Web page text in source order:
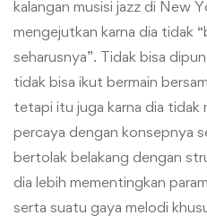
kalangan musisi jazz di New
mengejutkan karna dia tidak
seharusnya”. Tidak bisa
tidak bisa ikut bermain
tetapi itu juga karna dia tidak
percaya dengan konsepnya
bertolak belakang dengan
dia lebih mementingkan
serta suatu gaya melodi